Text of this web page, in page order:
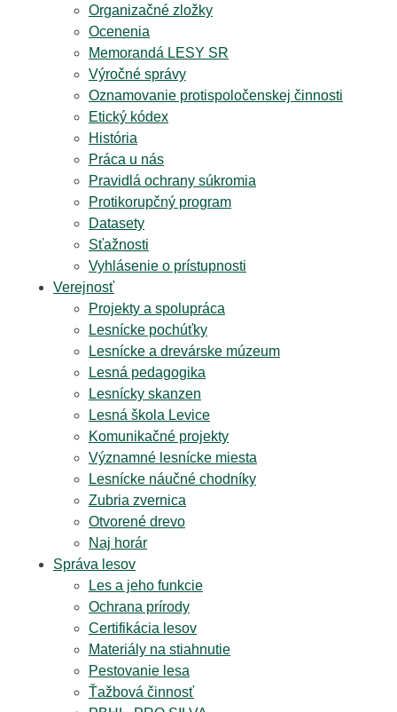
Organizačné zložky
Ocenenia
Memorandá LESY SR
Výročné správy
Oznamovanie protispoločenskej činnosti
Etický kódex
História
Práca u nás
Pravidlá ochrany súkromia
Protikorupčný program
Datasety
Sťažnosti
Vyhlásenie o prístupnosti
Verejnosť
Projekty a spolupráca
Lesnícke pochúťky
Lesnícke a drevárske múzeum
Lesná pedagogika
Lesnícky skanzen
Lesná škola Levice
Komunikačné projekty
Významné lesnícke miesta
Lesnícke náučné chodníky
Zubria zvernica
Otvorené drevo
Naj horár
Správa lesov
Les a jeho funkcie
Ochrana prírody
Certifikácia lesov
Materiály na stiahnutie
Pestovanie lesa
Ťažbová činnosť